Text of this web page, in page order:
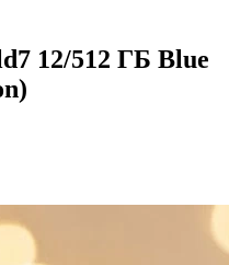
12/512 ГБ Blue